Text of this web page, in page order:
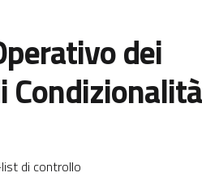
dei
Condizionalità
di controllo